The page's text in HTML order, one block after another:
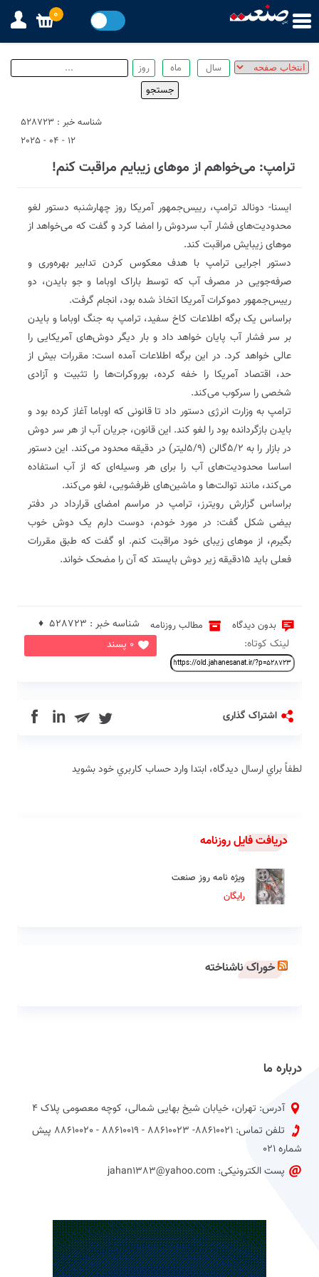
شناسه خبر : 528723
12 - 04 - 2025
ترامپ: می‌خواهم از موهای زیبایم مراقبت کنم!
ایسنا- دونالد ترامپ، رییس‌جمهور آمریکا روز چهارشنبه دستور لغو
محدودیت‌های فشار آب سردوش را امضا کرد و گفت که می‌خواهد از
موهای زیبایش مراقبت کند.
دستور اجرایی ترامپ با هدف معکوس کردن تدابیر بهره‌وری و
صرفه‌جویی در مصرف آب که توسط باراک اوباما و جو بایدن، دو
رییس‌جمهور دموکرات آمریکا اتخاذ شده بود، انجام گرفت.
براساس یک برگه اطلاعات کاخ سفید، ترامپ به جنگ اوباما و بایدن
بر سر فشار آب پایان خواهد داد و بار دیگر دوش‌های آمریکایی را
عالی خواهد کرد. در این برگه اطلاعات آمده است: مقررات بیش از
حد، اقتصاد آمریکا را خفه کرده، بوروکرات‌ها را تثبیت و آزادی
شخصی را سرکوب می‌کند.
ترامپ به وزارت انرژی دستور داد تا قانونی که اوباما آغاز کرده بود و
بایدن بازگردانده بود را لغو کند. این قانون، جریان آب از هر سر دوش
در بازار را به 5/2گالن (5/9لیتر) در دقیقه محدود می‌کند. این دستور
اساسا محدودیت‌های آب را برای هر وسیله‌ای که از آب استفاده
می‌کند، مانند توالت‌ها و ماشین‌های ظرفشویی، لغو می‌کند.
براساس گزارش رویترز، ترامپ در مراسم امضای قرارداد در دفتر
بیضی شکل گفت: در مورد خودم، دوست دارم یک دوش خوب
بگیرم، از موهای زیبای خود مراقبت کنم. او گفت که طبق مقررات
فعلی باید ۱۵دقیقه زیر دوش بایستد که آن را مضحک خواند.
بدون دیدگاه مطالب روزنامه
0 پسند
شناسه خبر : 528723 ♦
لینک کوتاه:
اشتراک گذاری in
لطفاً براي ارسال دیدگاه، ابتدا وارد حساب كاربري خود بشويد
دریافت فایل روزنامه
ویژه نامه روز صنعت
رایگان
خوراک ناشناخته
درباره ما
آدرس: تهران، خیابان شیخ بهایی شمالی، کوچه معصومی پلاک 4
تلفن تماس: 88610021- 88610023 - 88610019 - 88610020 پیش
شماره 021
پست الکترونیکی: jahan1383@yahoo.com
0